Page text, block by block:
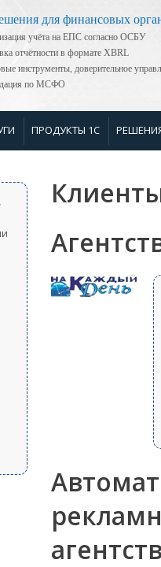
для финансовых
учёта на ЕПС согласно ОСБУ
отчётности в формате XBRL
инструменты, доверительное
по МСФО
ПРОДУКТЫ 1С